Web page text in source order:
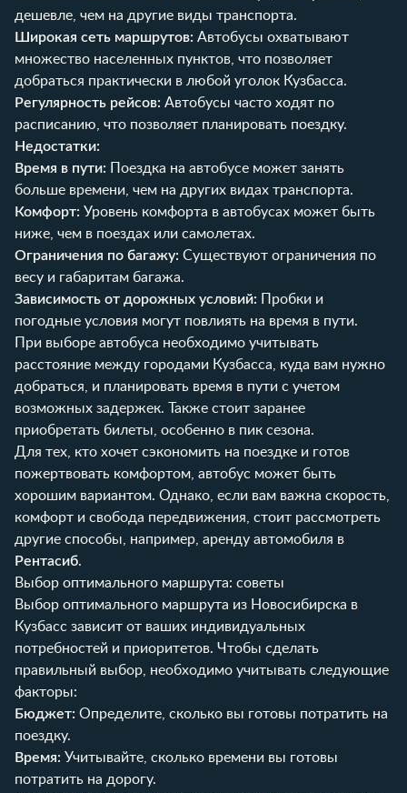
дешевле, чем на другие виды транспорта.
Широкая сеть маршрутов: Автобусы охватывают
множество населенных пунктов, что позволяет
добраться практически в любой уголок Кузбасса.
Регулярность рейсов: Автобусы часто ходят по
расписанию, что позволяет планировать поездку.
Недостатки:
Время в пути: Поездка на автобусе может занять
больше времени, чем на других видах транспорта.
Комфорт: Уровень комфорта в автобусах может быть
ниже, чем в поездах или самолетах.
Ограничения по багажу: Существуют ограничения по
весу и габаритам багажа.
Зависимость от дорожных условий: Пробки и
погодные условия могут повлиять на время в пути.
При выборе автобуса необходимо учитывать
расстояние между городами Кузбасса, куда вам нужно
добраться, и планировать время в пути с учетом
возможных задержек. Также стоит заранее
приобретать билеты, особенно в пик сезона.
Для тех, кто хочет сэкономить на поездке и готов
пожертвовать комфортом, автобус может быть
хорошим вариантом. Однако, если вам важна скорость,
комфорт и свобода передвижения, стоит рассмотреть
другие способы, например, аренду автомобиля в
Рентасиб.
Выбор оптимального маршрута: советы
Выбор оптимального маршрута из Новосибирска в
Кузбасс зависит от ваших индивидуальных
потребностей и приоритетов. Чтобы сделать
правильный выбор, необходимо учитывать следующие
факторы:
Бюджет: Определите, сколько вы готовы потратить на
поездку.
Время: Учитывайте, сколько времени вы готовы
потратить на дорогу.